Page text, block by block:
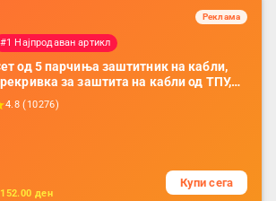
Реклама
#1 Најпродаван артикл
од 5 парчиња заштитник на кабли,
за заштита на кабли од ТПУ,
за заштита на кабли, без
за мобилни телефони, комплет
4.8 ( 10276)
152.00 ден
Купи сега